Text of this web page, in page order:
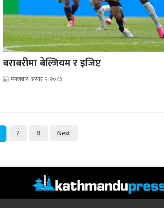
बराबरीमा बेल्जियम र इजिप्ट
मंगलबार, असार २, २०८३
7 8 Next